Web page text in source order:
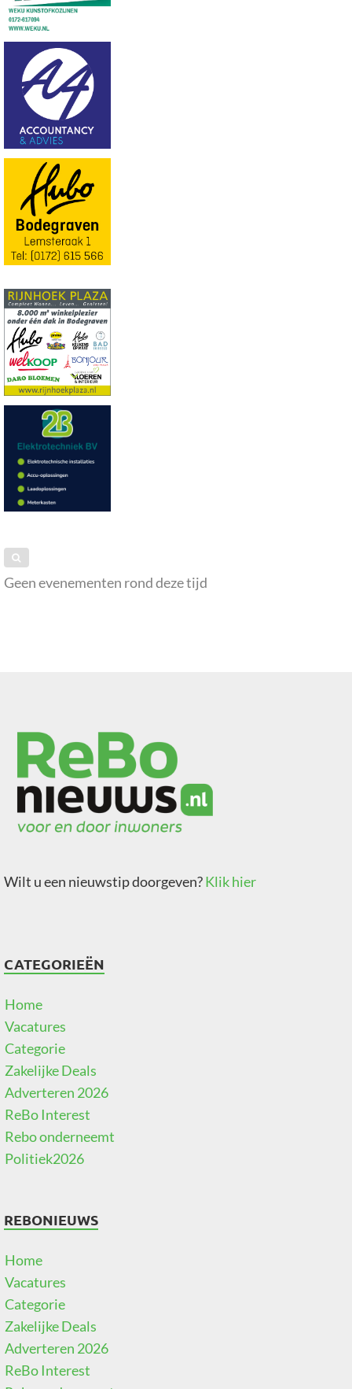
Geen evenementen rond deze tijd
Wilt u een nieuwstip doorgeven?Klik hier
CATEGORIEËN
Home
Vacatures
Categorie
Zakelijke Deals
Adverteren 2026
ReBo Interest
Rebo onderneemt
Politiek2026
REBONIEUWS
Home
Vacatures
Categorie
Zakelijke Deals
Adverteren 2026
ReBo Interest